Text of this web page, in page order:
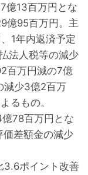
億13百万円とな
億95百万円。主
1年内返済予定
法人税等の減少
百万円減の7億
減少3億2百万
るもの。
78百万円とな
価差額金の減少
3.6ポイント改善